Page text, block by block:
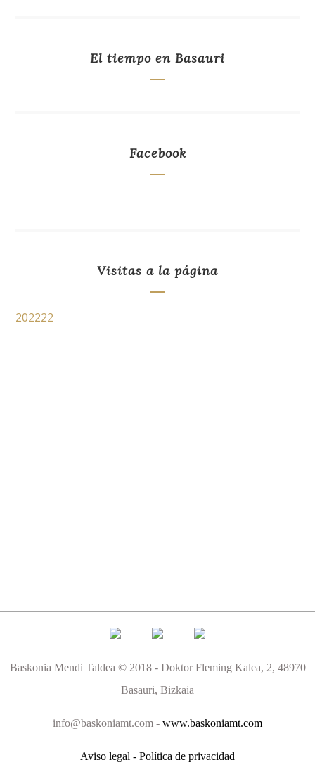
El tiempo en Basauri
Facebook
Visitas a la página
202222
Baskonia Mendi Taldea © 2018 - Doktor Fleming Kalea, 2, 48970
Basauri, Bizkaia
info@baskoniamt.com - www.baskoniamt.com
Aviso legal - Política de privacidad